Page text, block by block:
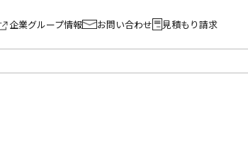
企業グループ情報 お問い合わせ 見積もり請求